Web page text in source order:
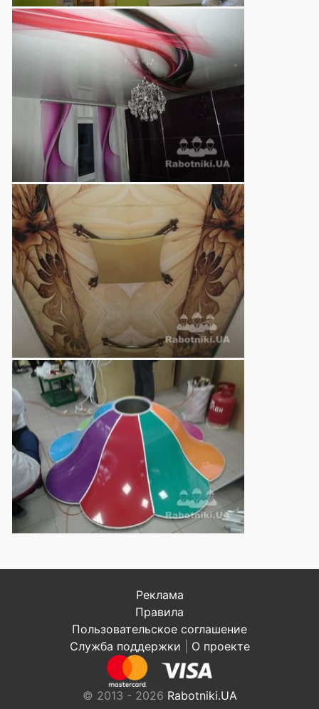
Реклама
Правила
Пользовательское соглашение
Служба поддержки
О проекте
© 2013 - 2026 Rabotniki.UA